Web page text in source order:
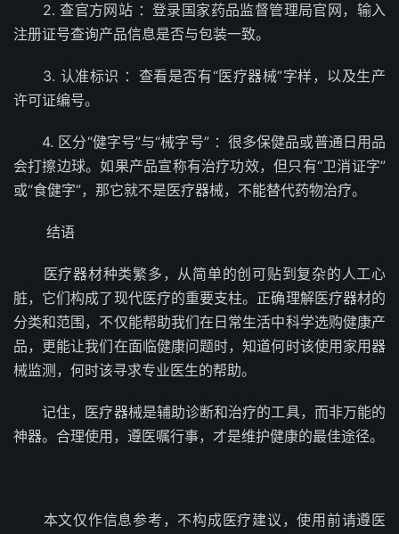
2. 查官方网站 ：登录国家药品监督管理局官网，输入
注册证号查询产品信息是否与包装一致。
3. 认准标识 ：查看是否有“医疗器械”字样，以及生产
许可证编号。
4. 区分“健字号”与“械字号” ：很多保健品或普通日用品
会打擦边球。如果产品宣称有治疗功效，但只有“卫消证字”
或“食健字”，那它就不是医疗器械，不能替代药物治疗。
结语
医疗器材种类繁多，从简单的创可贴到复杂的人工心
脏，它们构成了现代医疗的重要支柱。正确理解医疗器材的
分类和范围，不仅能帮助我们在日常生活中科学选购健康产
品，更能让我们在面临健康问题时，知道何时该使用家用器
械监测，何时该寻求专业医生的帮助。
记住，医疗器械是辅助诊断和治疗的工具，而非万能的
神器。合理使用，遵医嘱行事，才是维护健康的最佳途径。
本文仅作信息参考，不构成医疗建议，使用前请遵医